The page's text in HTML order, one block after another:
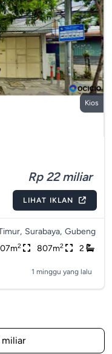
Kios
Rp 22 miliar
LIHAT IKLAN
Surabaya, Gubeng
2 807m2 2
1 minggu yang lalu
miliar